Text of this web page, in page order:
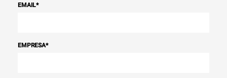
EMAIL*
EMPRESA*